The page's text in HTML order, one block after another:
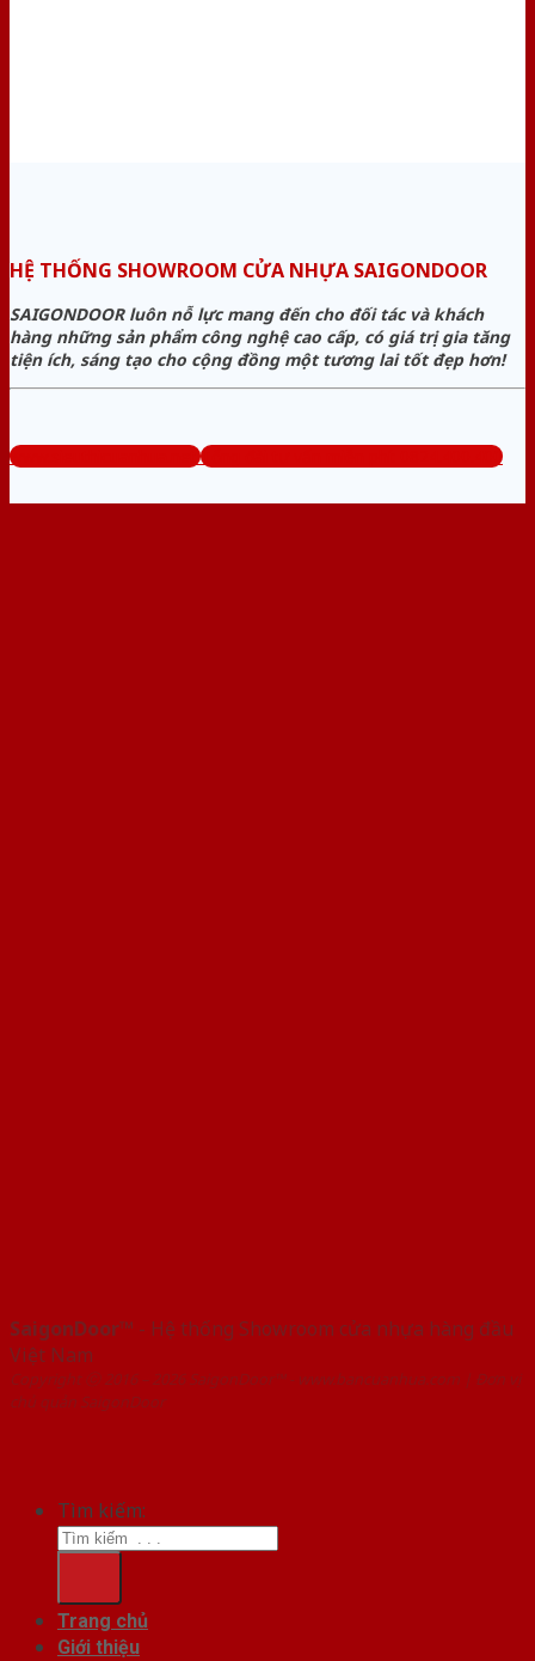
HỆ THỐNG SHOWROOM CỬA NHỰA SAIGONDOOR
SAIGONDOOR luôn nỗ lực mang đến cho đối tác và khách
hàng những sản phẩm công nghệ cao cấp, có giá trị gia tăng
tiện ích, sáng tạo cho cộng đồng một tương lai tốt đẹp hơn!
www.sieuthicuanhua.net Tổng đài tư vấn miễn phí: 0824.400.400
SaigonDoor™ - Hệ thống Showroom cửa nhựa hàng đầu
Việt Nam
Copyright ⓒ 2016 – 2026 SaigonDoor™ - www.bancuanhua.com | Đơn vị
chủ quản SaigonDoor
Tìm kiếm:
Trang chủ
Giới thiệu